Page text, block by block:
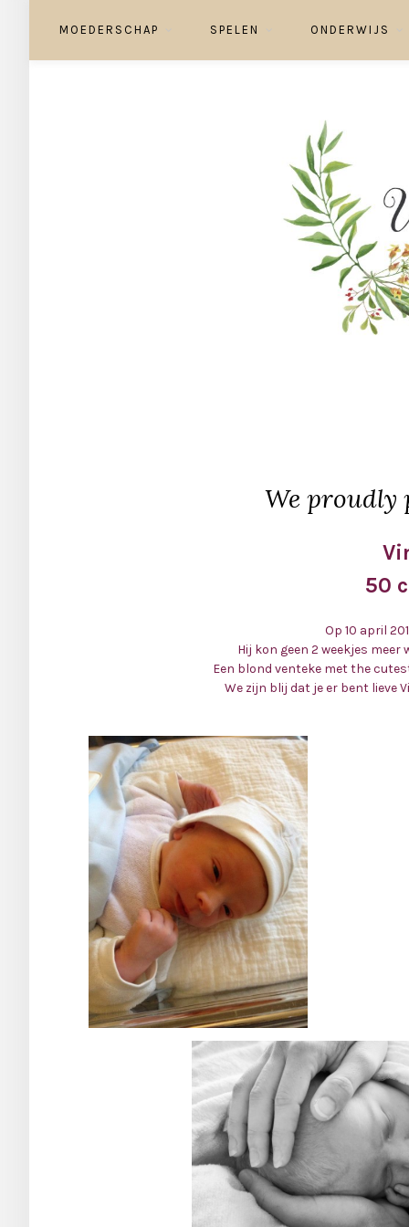
MOEDERSCHAP SPELEN ONDERWIJS
We proudly
50
Op 10 april
Hij kon geen 2 weekjes
Een blond venteke met the
We zijn blij dat je er bent lieve